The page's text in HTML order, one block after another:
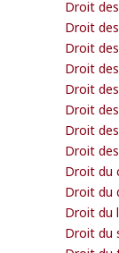
Droit
Droit
Droit
Droit
Droit
Droit
Droit
Droit
Droit du
Droit du
Droit du
Droit du